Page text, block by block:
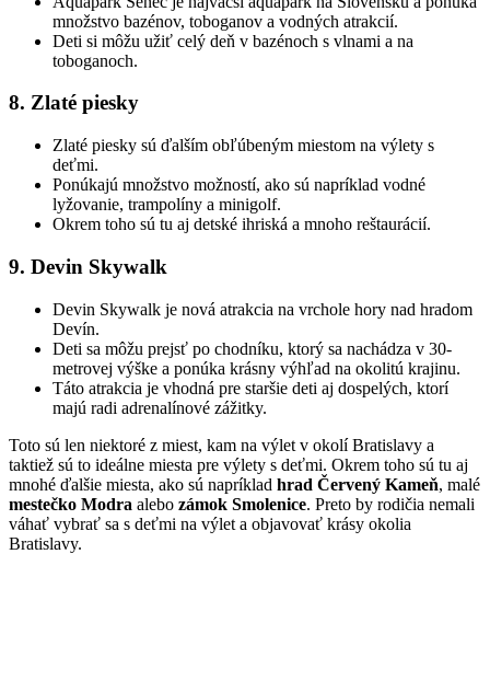
množstvo bazénov, toboganov a vodných atrakcií.
Deti si môžu užiť celý deň v bazénoch s vlnami a na
toboganoch.
8. Zlaté piesky
Zlaté piesky sú ďalším obľúbeným miestom na výlety s
deťmi.
Ponúkajú množstvo možností, ako sú napríklad vodné
lyžovanie, trampolíny a minigolf.
Okrem toho sú tu aj detské ihriská a mnoho reštaurácií.
9. Devin Skywalk
Devin Skywalk je nová atrakcia na vrchole hory nad hradom
Devín.
Deti sa môžu prejsť po chodníku, ktorý sa nachádza v 30-
metrovej výške a ponúka krásny výhľad na okolitú krajinu.
Táto atrakcia je vhodná pre staršie deti aj dospelých, ktorí
majú radi adrenalínové zážitky.
Toto sú len niektoré z miest, kam na výlet v okolí Bratislavy a
taktiež sú to ideálne miesta pre výlety s deťmi. Okrem toho sú tu aj
mnohé ďalšie miesta, ako sú napríklad hrad Červený Kameň, malé
mestečko Modra alebo zámok Smolenice. Preto by rodičia nemali
váhať vybrať sa s deťmi na výlet a objavovať krásy okolia
Bratislavy.